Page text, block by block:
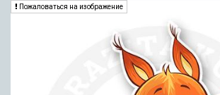
Пожаловаться на изображение